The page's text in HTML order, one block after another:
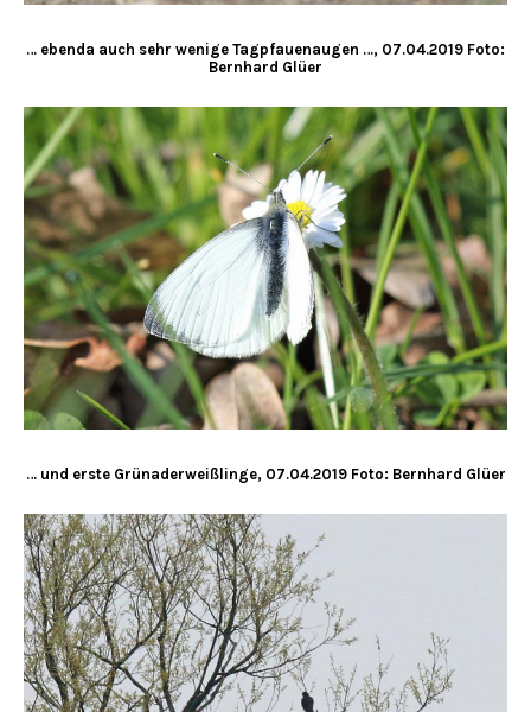
… ebenda auch sehr wenige Tagpfauenaugen …, 07.04.2019 Foto:
Bernhard Glüer
… und erste Grünaderweißlinge, 07.04.2019 Foto: Bernhard Glüer